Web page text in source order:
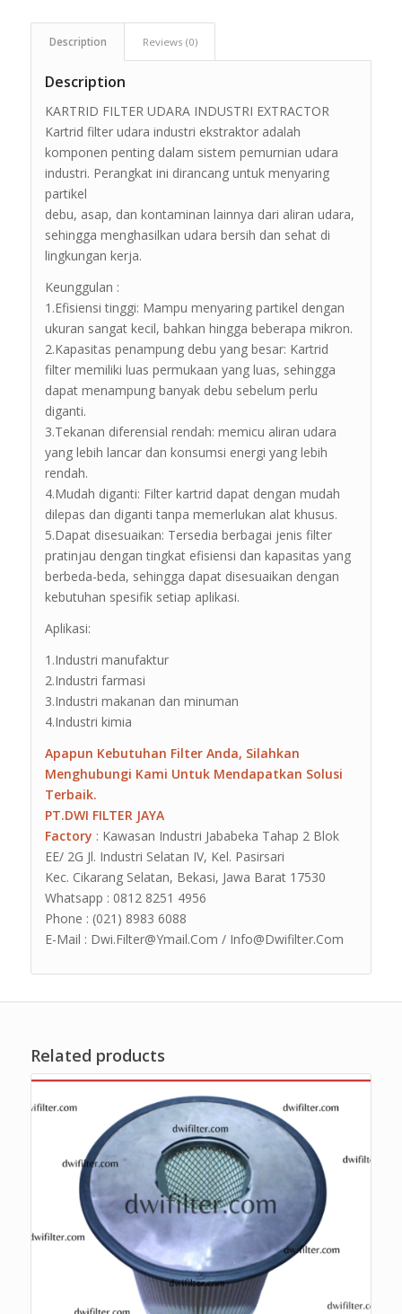
Description Reviews (0)
Description
KARTRID FILTER UDARA INDUSTRI EXTRACTOR
Kartrid filter udara industri ekstraktor adalah
komponen penting dalam sistem pemurnian udara
industri. Perangkat ini dirancang untuk menyaring
partikel
debu, asap, dan kontaminan lainnya dari aliran udara,
sehingga menghasilkan udara bersih dan sehat di
lingkungan kerja.
Keunggulan :
1.Efisiensi tinggi: Mampu menyaring partikel dengan
ukuran sangat kecil, bahkan hingga beberapa mikron.
2.Kapasitas penampung debu yang besar: Kartrid
filter memiliki luas permukaan yang luas, sehingga
dapat menampung banyak debu sebelum perlu
diganti.
3.Tekanan diferensial rendah: memicu aliran udara
yang lebih lancar dan konsumsi energi yang lebih
rendah.
4.Mudah diganti: Filter kartrid dapat dengan mudah
dilepas dan diganti tanpa memerlukan alat khusus.
5.Dapat disesuaikan: Tersedia berbagai jenis filter
pratinjau dengan tingkat efisiensi dan kapasitas yang
berbeda-beda, sehingga dapat disesuaikan dengan
kebutuhan spesifik setiap aplikasi.
Aplikasi:
1.Industri manufaktur
2.Industri farmasi
3.Industri makanan dan minuman
4.Industri kimia
Apapun Kebutuhan Filter Anda, Silahkan
Menghubungi Kami Untuk Mendapatkan Solusi
Terbaik.
PT.DWI FILTER JAYA
Factory : Kawasan Industri Jababeka Tahap 2 Blok
EE/ 2G Jl. Industri Selatan IV, Kel. Pasirsari
Kec. Cikarang Selatan, Bekasi, Jawa Barat 17530
Whatsapp : 0812 8251 4956
Phone : (021) 8983 6088
E-Mail : Dwi.Filter@Ymail.Com / Info@Dwifilter.Com
Related products